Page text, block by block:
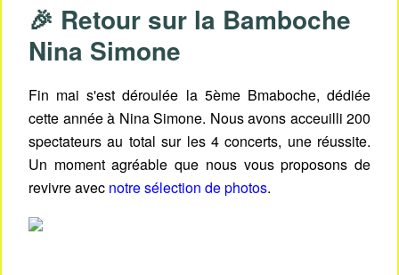
🎉 Retour sur la Bamboche
Nina Simone
Fin mai s'est déroulée la 5ème Bmaboche, dédiée
cette année à Nina Simone. Nous avons acceuilli 200
spectateurs au total sur les 4 concerts, une réussite.
Un moment agréable que nous vous proposons de
revivre avec notre sélection de photos.